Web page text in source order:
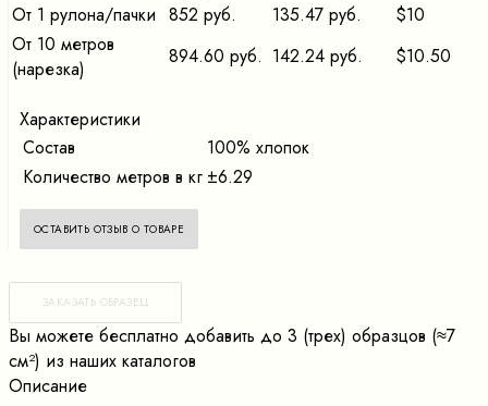
От 1 рулона/пачки 852 руб. 135.47 руб.
$10
От 10 метров
(нарезка)
894.60 руб. 142.24 руб. $10.50
Характеристики
Состав
100% хлопок
Количество метров в кг ±6.29
ОСТАВИТЬ ОТЗЫВ О ТОВАРЕ
ЗАКАЗАТЬ ОБРАЗЕЦ
Вы можете бесплатно добавить до 3 (трех) образцов (≈7
cм²) из наших каталогов
Описание